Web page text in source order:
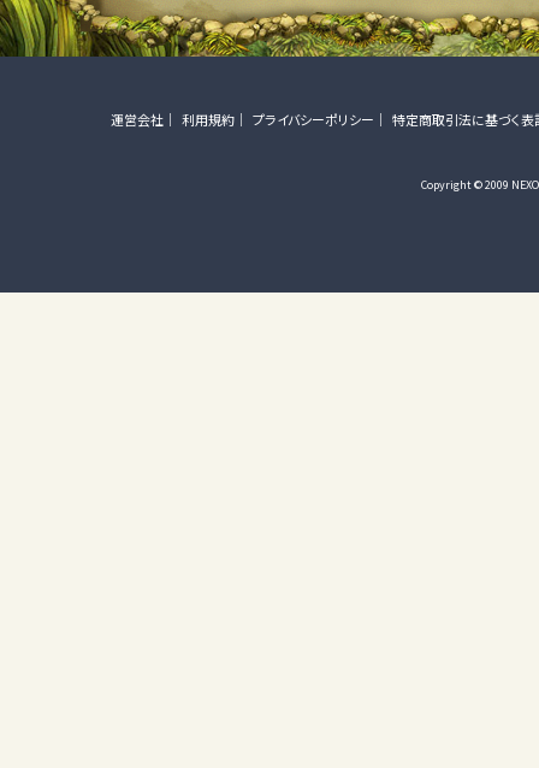
運営会社 利用規約 プライバシーポリシー 特定商取引法に基づく表
Copyright © 2009